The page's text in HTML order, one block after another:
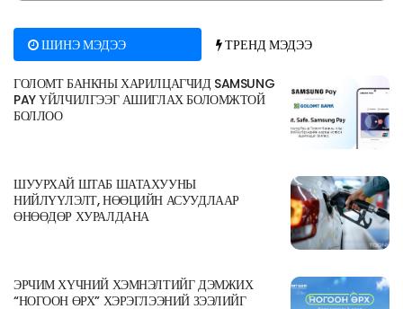
ШИНЭ МЭДЭЭ ТРЕНД МЭДЭЭ
ГОЛОМТ БАНКНЫ ХАРИЛЦАГЧИД SAMSUNG
PAY ҮЙЛЧИЛГЭЭГ АШИГЛАХ БОЛОМЖТОЙ
БОЛЛОО
ШУУРХАЙ ШТАБ ШАТАХУУНЫ
НИЙЛҮҮЛЭЛТ, НӨӨЦИЙН АСУУДЛААР
ӨНӨӨДӨР ХУРАЛДАНА
ЭРЧИМ ХҮЧНИЙ ХЭМНЭЛТИЙГ ДЭМЖИХ
“НОГООН ӨРХ” ХЭРЭГЛЭЭНИЙ ЗЭЭЛИЙГ